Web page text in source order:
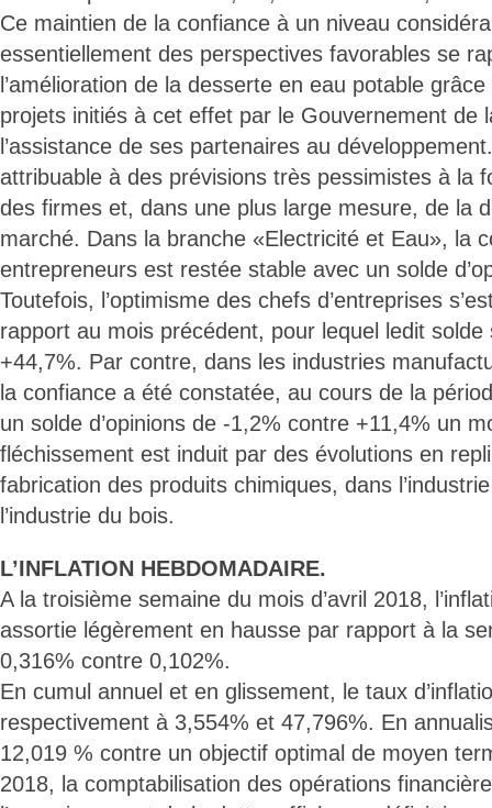
Ce maintien de la confiance à un niveau
essentiellement des perspectives favorables se
l’amélioration de la desserte en eau potable grâce
projets initiés à cet effet par le Gouvernement de
l’assistance de ses partenaires au
attribuable à des prévisions très pessimistes à la
des firmes et, dans une plus large mesure, de la
marché. Dans la branche «Electricité et Eau», la
entrepreneurs est restée stable avec un solde
Toutefois, l’optimisme des chefs d’entreprises
rapport au mois précédent, pour lequel ledit solde
+44,7%. Par contre, dans les industries
la confiance a été constatée, au cours de la
un solde d’opinions de -1,2% contre +11,4% un
fléchissement est induit par des évolutions en
fabrication des produits chimiques, dans
l’industrie du bois.
L’INFLATION HEBDOMADAIRE.
A la troisième semaine du mois d’avril 2018,
assortie légèrement en hausse par rapport à la
0,316% contre 0,102%.
En cumul annuel et en glissement, le taux
respectivement à 3,554% et 47,796%. En
12,019 % contre un objectif optimal de moyen
2018, la comptabilisation des opérations